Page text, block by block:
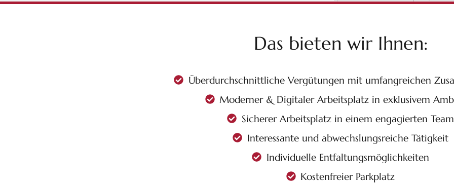
Das bieten wir Ihnen:
Überdurchschnittliche Vergütungen mit umfangreichen
Moderner & Digitaler Arbeitsplatz in exklusivem
Sicherer Arbeitsplatz in einem engagierten Team
Interessante und abwechslungsreiche Tätigkeit
Individuelle Entfaltungsmöglichkeiten
Kostenfreier Parkplatz